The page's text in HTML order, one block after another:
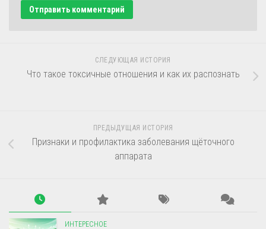
СЛЕДУЮЩАЯ ИСТОРИЯ
Что такое токсичные отношения и как их распознать
ПРЕДЫДУЩАЯ ИСТОРИЯ
Признаки и профилактика заболевания щёточного
аппарата
ИНТЕРЕСНОЕ